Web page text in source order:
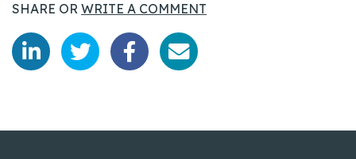
SHARE OR WRITE A COMMENT